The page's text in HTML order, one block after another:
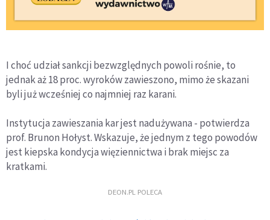
I choć udział sankcji bezwzględnych powoli rośnie, to
jednak aż 18 proc. wyroków zawieszono, mimo że skazani
byli już wcześniej co najmniej raz karani.
Instytucja zawieszania kar jest nadużywana - potwierdza
prof. Brunon Hołyst. Wskazuje, że jednym z tego powodów
jest kiepska kondycja więziennictwa i brak miejsc za
kratkami.
DEON.PL POLECA